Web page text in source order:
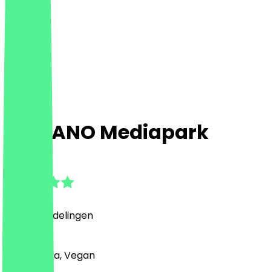
VAPIANO Mediapark
Beoordelingen
Pizza, Pasta, Vegan